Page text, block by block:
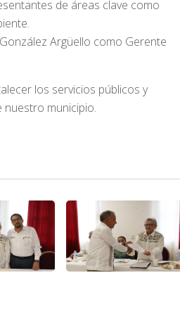
de áreas clave como
Argüello como Gerente
los servicios públicos y
nuestro municipio.